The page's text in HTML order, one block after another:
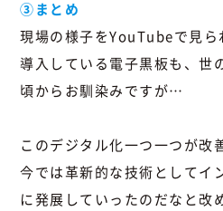
③まとめ
現場の様子をYouTubeで見ら
導入している電子黒板も、世
頃からお馴染みですが…
このデジタル化一つ一つが改
今では革新的な技術としてイ
に発展していったのだなと改